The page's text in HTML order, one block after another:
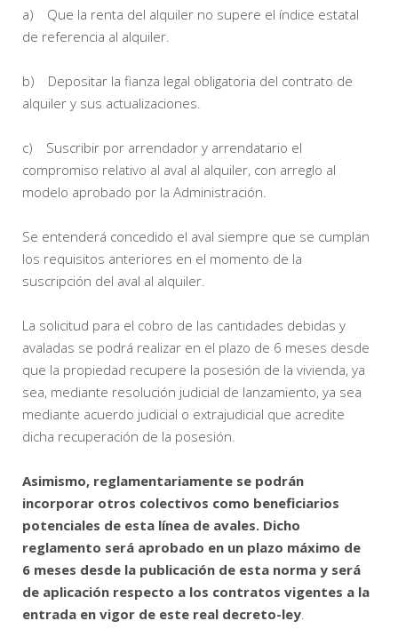
a) Que la renta del alquiler no supere el índice estatal
de referencia al alquiler.
b) Depositar la fianza legal obligatoria del contrato de
alquiler y sus actualizaciones.
c) Suscribir por arrendador y arrendatario el
compromiso relativo al aval al alquiler, con arreglo al
modelo aprobado por la Administración.
Se entenderá concedido el aval siempre que se cumplan
los requisitos anteriores en el momento de la
suscripción del aval al alquiler.
La solicitud para el cobro de las cantidades debidas y
avaladas se podrá realizar en el plazo de 6 meses desde
que la propiedad recupere la posesión de la vivienda, ya
sea, mediante resolución judicial de lanzamiento, ya sea
mediante acuerdo judicial o extrajudicial que acredite
dicha recuperación de la posesión.
Asimismo, reglamentariamente se podrán
incorporar otros colectivos como beneficiarios
potenciales de esta línea de avales. Dicho
reglamento será aprobado en un plazo máximo de
6 meses desde la publicación de esta norma y será
de aplicación respecto a los contratos vigentes a la
entrada en vigor de este real decreto-ley